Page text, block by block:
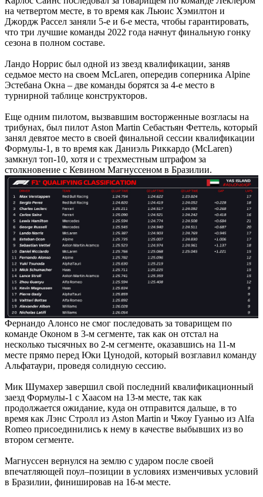
на четвертом месте, в то время как Льюис Хэмилтон и
Джордж Рассел заняли 5-е и 6-е места, чтобы гарантировать,
что три лучшие команды 2022 года начнут финальную гонку
сезона в полном составе.
Ландо Норрис был одной из звезд квалификации, заняв
седьмое место на своем McLaren, опередив соперника Alpine
Эстебана Окна – две команды борятся за 4-е место в
турнирной таблице конструкторов.
Еще одним пилотом, вызвавшим восторженные возгласы на
трибунах, был пилот Aston Martin Себастьян Феттель, который
занял девятое место в своей финальной сессии квалификации
Формулы-1, в то время как Даниэль Риккардо (McLaren)
замкнул топ-10, хотя и с трехместным штрафом за
столкновение с Кевином Магнуссеном в Бразилии.
Фернандо Алонсо не смог последовать за товарищем по
команде Оконом в 3-м сегменте, так как он отстал на
несколько тысячных во 2-м сегменте, оказавшись на 11-м
месте прямо перед Юки Цунодой, который возглавил команду
Альфатаури, проведя солидную сессию.
Мик Шумахер завершил свой последний квалификационный
заезд Формулы-1 с Хаасом на 13-м месте, так как
продолжается ожидание, куда он отправится дальше, в то
время как Лэнс Стролл из Aston Martin и Чжоу Гуанью из Alfa
Romeo присоединились к нему в качестве выбывших из во
втором сегменте.
Магнуссен вернулся на землю с ударом после своей
впечатляющей поул–позиции в условиях изменчивых условий
в Бразилии, финишировав на 16-м месте.